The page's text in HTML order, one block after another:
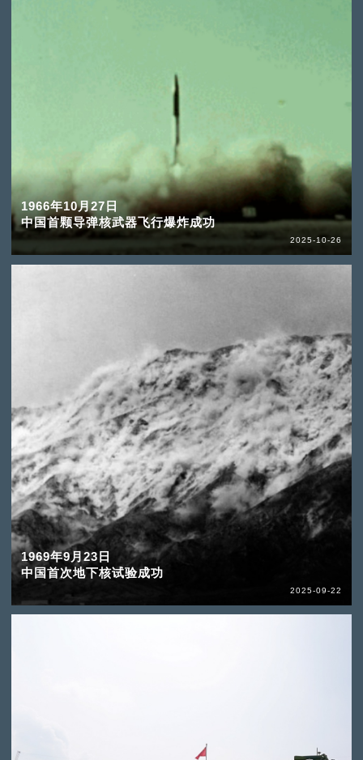
1966年10月27日
中国首颗导弹核武器飞行爆炸成功
2025-10-26
1969年9月23日
中国首次地下核试验成功
2025-09-22